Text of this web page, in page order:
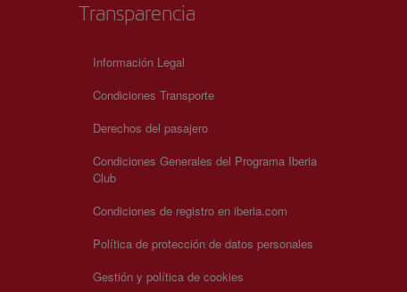
Transparencia
Información Legal
Condiciones Transporte
Derechos del pasajero
Condiciones Generales del Programa Iberia
Club
Condiciones de registro en iberia.com
Política de protección de datos personales
Gestión y política de cookies